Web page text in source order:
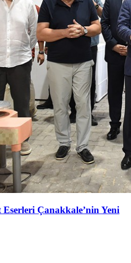
Eserleri Çanakkale’nin Yeni